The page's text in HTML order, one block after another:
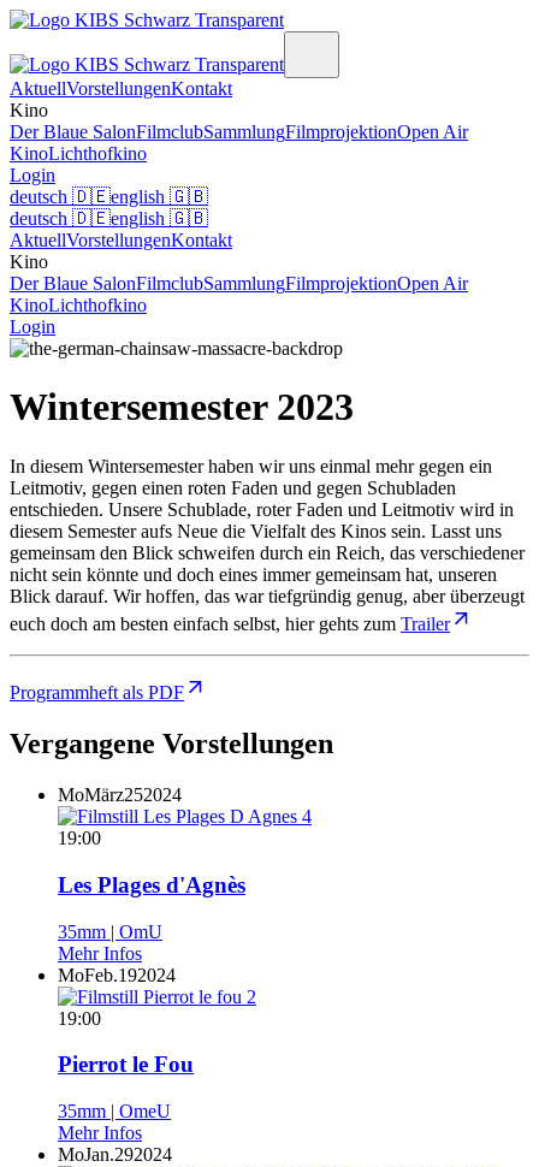
AktuellVorstellungenKontakt
Kino
Der Blaue SalonFilmclubSammlungFilmprojektionOpen Air
KinoLichthofkino
Login
deutsch 🇩🇪english 🇬🇧
deutsch 🇩🇪english 🇬🇧
AktuellVorstellungenKontakt
Kino
Der Blaue SalonFilmclubSammlungFilmprojektionOpen Air
KinoLichthofkino
Login
Wintersemester 2023
In diesem Wintersemester haben wir uns einmal mehr gegen ein
Leitmotiv, gegen einen roten Faden und gegen Schubladen
entschieden. Unsere Schublade, roter Faden und Leitmotiv wird in
diesem Semester aufs Neue die Vielfalt des Kinos sein. Lasst uns
gemeinsam den Blick schweifen durch ein Reich, das verschiedener
nicht sein könnte und doch eines immer gemeinsam hat, unseren
Blick darauf. Wir hoffen, das war tiefgründig genug, aber überzeugt
euch doch am besten einfach selbst, hier gehts zum Trailer
Programmheft als PDF
Vergangene Vorstellungen
MoMärz252024
19:00
Les Plages d'Agnès
35mm | OmU
Mehr Infos
MoFeb.192024
19:00
Pierrot le Fou
35mm | OmeU
Mehr Infos
MoJan.292024